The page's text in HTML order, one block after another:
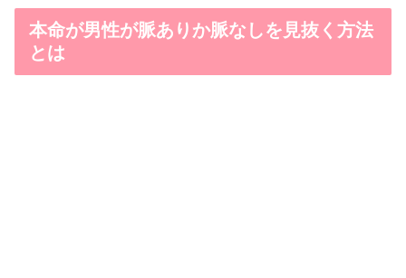
本命が男性が脈ありか脈なしを見抜く方法
とは